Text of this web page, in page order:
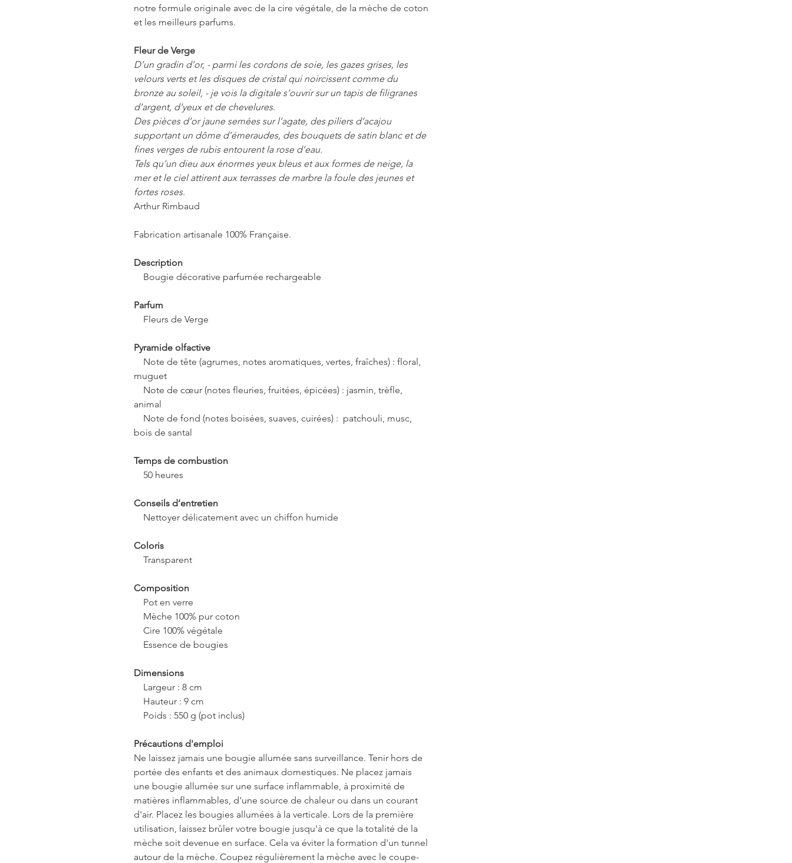
notre formule originale avec de la cire végétale, de la mèche de coton
et les meilleurs parfums.
Fleur de Verge
D’un gradin d’or, - parmi les cordons de soie, les gazes grises, les
velours verts et les disques de cristal qui noircissent comme du
bronze au soleil, - je vois la digitale s’ouvrir sur un tapis de filigranes
d’argent, d’yeux et de chevelures.
Des pièces d’or jaune semées sur l’agate, des piliers d’acajou
supportant un dôme d’émeraudes, des bouquets de satin blanc et de
fines verges de rubis entourent la rose d’eau.
Tels qu’un dieu aux énormes yeux bleus et aux formes de neige, la
mer et le ciel attirent aux terrasses de marbre la foule des jeunes et
fortes roses.
Arthur Rimbaud
Fabrication artisanale 100% Française.
Description
Bougie décorative parfumée rechargeable
Parfum
Fleurs de Verge
Pyramide olfactive
Note de tête (agrumes, notes aromatiques, vertes, fraîches) : floral,
muguet
Note de cœur (notes fleuries, fruitées, épicées) : jasmin, trèfle,
animal
Note de fond (notes boisées, suaves, cuirées) : patchouli, musc,
bois de santal
Temps de combustion
50 heures
Conseils d’entretien
Nettoyer délicatement avec un chiffon humide
Coloris
Transparent
Composition
Pot en verre
Mèche 100% pur coton
Cire 100% végétale
Essence de bougies
Dimensions
Largeur : 8 cm
Hauteur : 9 cm
Poids : 550 g (pot inclus)
Précautions d'emploi
Ne laissez jamais une bougie allumée sans surveillance. Tenir hors de
portée des enfants et des animaux domestiques. Ne placez jamais
une bougie allumée sur une surface inflammable, à proximité de
matières inflammables, d'une source de chaleur ou dans un courant
d'air. Placez les bougies allumées à la verticale. Lors de la première
utilisation, laissez brûler votre bougie jusqu'à ce que la totalité de la
mèche soit devenue en surface. Cela va éviter la formation d'un tunnel
autour de la mèche. Coupez régulièrement la mèche avec le coupe-